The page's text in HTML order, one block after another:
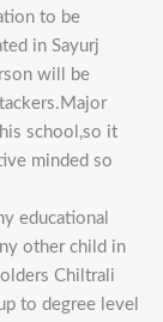
to be
in Sayurj
will be
school,so it
minded so
educational
other child in
Chiltrali
to degree level